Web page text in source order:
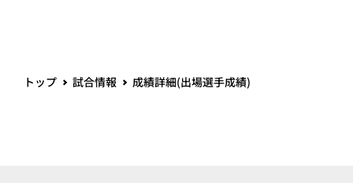
トップ 試合情報 成績詳細(出場選手成績)